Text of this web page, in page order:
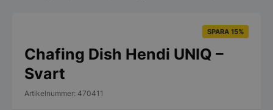
SPARA 15%
Chafing Dish Hendi UNIQ –
Svart
Artikelnummer: 470411